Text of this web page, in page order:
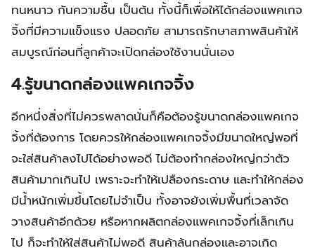
ทนหนาว กันความชื้น เป็นต้น ทั้งนี้ก็เพื่อให้ได้กล่องแพคเกจ
จิ้งที่มีความแข็งแรง ปลอดภัย สามารถรักษาสภาพสินค้าให้
สมบูรณ์ก่อนที่ลูกค้าจะเปิดกล่องใช้งานนั่นเอง
4.รู้ขนาดกล่องแพคเกจจิ้ง
อีกหนึ่งสิ่งที่ไม่ควรพลาดนั่นก็คือต้องรู้ขนาดกล่องแพคเกจ
จิ้งที่ต้องการ โดยควรให้กล่องแพคเกจจิ้งมีขนาดใหญ่พอที่
จะใส่สินค้าลงไปได้อย่างพอดี ไม่ต้องทำกล่องใหญ่กว่าตัว
สินค้ามากเกินไป เพราะจะทำให้เปลืองกระดาษ และทำให้กล่อง
มีน้ำหนักเพิ่มขึ้นโดยไม่จำเป็น ทั้งอาจยังเพิ่มพื้นที่เวลาจัด
วางสินค้าอีกด้วย หรือหากผลิตกล่องแพคเกจจิ้งที่เล็กเกิน
ไป ก็จะทำให้ใส่สินค้าไม่พอดี สินค้าล้นกล่องและอาจเกิด